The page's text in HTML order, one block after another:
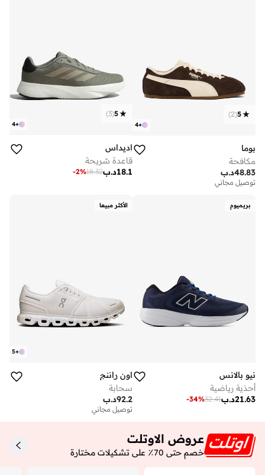
+
4
5
(
2
)
بوما
مكافحة
د.ب48.83
توصيل مجاني
+
4
5
(
3
)
اديداس
قاعدة شريحة
د.ب18.1
18.32
-2%
بريميوم
نيو بالانس
أحذية رياضية
د.ب21.63
32.41
-34%
الأكثر مبيعا
+
5
اون راننج
سحابة
د.ب92.2
توصيل مجاني
عروض الاوتلت
خصم حتى 70٪ على تشكيلات مختارة